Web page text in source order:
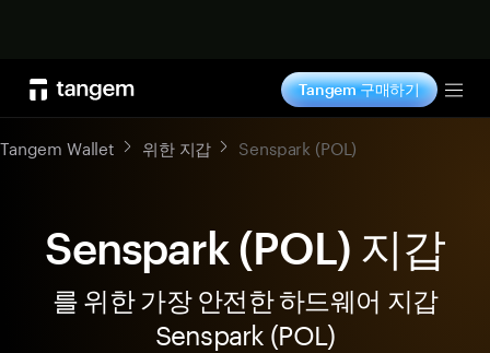
Tangem 구매하기
Tangem Wallet 위한 지갑 Senspark (POL)
Senspark (POL) 지갑
를 위한 가장 안전한 하드웨어 지갑
Senspark (POL)